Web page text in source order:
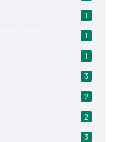
1
1
1
3
2
2
3